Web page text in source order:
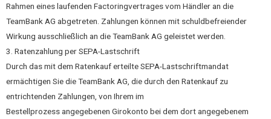
Rahmen eines laufenden Factoringvertrages vom Händler an die
TeamBank AG abgetreten. Zahlungen können mit schuldbefreiender
Wirkung ausschließlich an die TeamBank AG geleistet werden.
3. Ratenzahlung per SEPA-Lastschrift
Durch das mit dem Ratenkauf erteilte SEPA-Lastschriftmandat
ermächtigen Sie die TeamBank AG, die durch den Ratenkauf zu
entrichtenden Zahlungen, von Ihrem im
Bestellprozess angegebenen Girokonto bei dem dort angegebenem